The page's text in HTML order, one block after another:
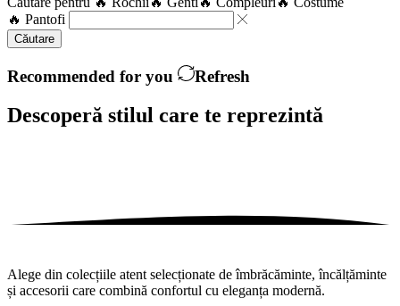
🔥 Pantofi
Căutare
Recommended for you Refresh
Descoperă stilul care te reprezintă
Alege din colecțiile atent selecționate de îmbrăcăminte, încălțăminte
și accesorii care combină confortul cu eleganța modernă.